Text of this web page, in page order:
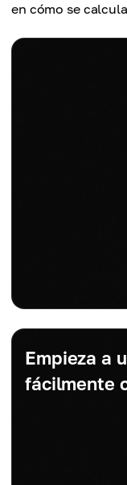
en cómo se
Empieza a
fácilmente